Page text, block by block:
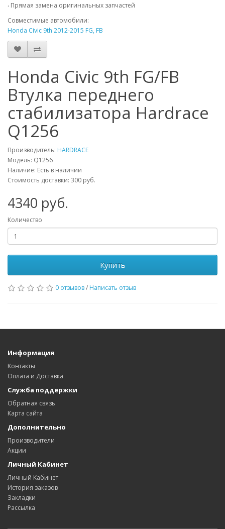
‧ Прямая замена оригинальных запчастей
Совместимые автомобили:
Honda Civic 9th 2012-2015 FG, FB
Honda Civic 9th FG/FB
Втулка переднего
стабилизатора Hardrace
Q1256
Производитель: HARDRACE
Модель: Q1256
Наличие: Есть в наличии
Стоимость доставки: 300 руб.
4340 руб.
Количество
Купить
0 отзывов/ Написать отзыв
Информация
Контакты
Оплата и Доставка
Служба поддержки
Обратная связь
Карта сайта
Дополнительно
Производители
Акции
Личный Кабинет
Личный Кабинет
История заказов
Закладки
Рассылка